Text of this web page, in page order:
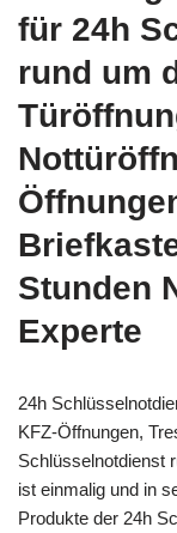
für 24h
rund um
Stunden
Experte
24h
KFZ-Öffnungen,
Schlüsselnotdienst
ist einmalig und in
Produkte der 24h